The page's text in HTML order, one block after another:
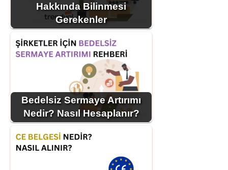
Hakkında Bilinmesi
Gerekenler
Bedelsiz Sermaye Artırımı
Nedir? Nasıl Hesaplanır?